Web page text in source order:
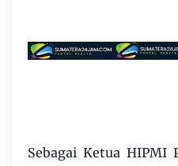
Sebagai Ketua HIPMI